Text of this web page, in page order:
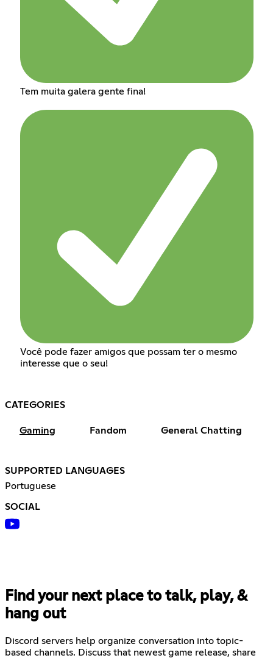
Tem muita galera gente fina!
Você pode fazer amigos que possam ter o mesmo
interesse que o seu!
CATEGORIES
Gaming Fandom General Chatting
SUPPORTED LANGUAGES
Portuguese
SOCIAL
Find your next place to talk, play, &
hang out
Discord servers help organize conversation into topic-
based channels. Discuss that newest game release, share